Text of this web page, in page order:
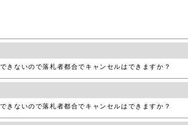
きないので落札者都合でキャンセルはできますか？
きないので落札者都合でキャンセルはできますか？